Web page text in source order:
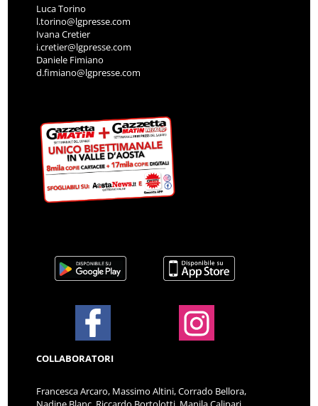
Luca Torino
l.torino@lgpresse.com
Ivana Cretier
i.cretier@lgpresse.com
Daniele Fimiano
d.fimiano@lgpresse.com
COLLABORATORI
Francesca Arcaro, Massimo Altini, Corrado Bellora,